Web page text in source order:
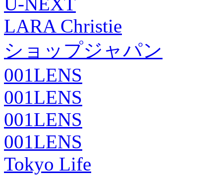
LARA Christie
ショップジャパン
001LENS
001LENS
001LENS
001LENS
Tokyo Life